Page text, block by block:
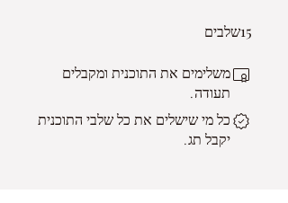
15שלבים
משלימים את התוכנית ומקבלים
תעודה.
כל מי שישלים את כל שלבי התוכנית
יקבל תג.